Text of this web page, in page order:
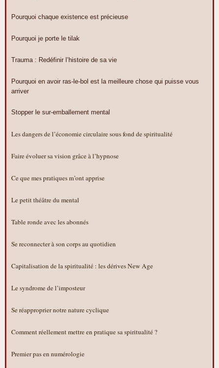
Pourquoi chaque existence est précieuse
Pourquoi je porte le tilak
Trauma : Redéfinir l’histoire de sa vie
Pourquoi en avoir ras-le-bol est la meilleure chose qui puisse vous
arriver
Stopper le sur-emballement mental
Les dangers de l’économie circulaire sous fond de spiritualité
Faire évoluer sa vision grâce à l’hypnose
Ce que mes pratiques m’ont apprise
Le petit théâtre du mental
Table ronde avec les abonnés
Se reconnecter à son corps au quotidien
Capitalisation de la spiritualité : les dérives New Age
Le syndrome de l’imposteur
Se réapproprier notre nature cyclique
Comment réellement mettre en pratique sa spiritualité ?
Premier pas en numérologie